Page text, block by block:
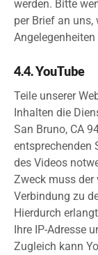
werden. Bitte
per Brief an uns,
4.4. YouTube
Teile unserer
Inhalten die
San Bruno, CA
entsprechenden
des Videos
Zweck muss der
Verbindung zu
Hierdurch
Ihre IP-Adresse
Zugleich kann